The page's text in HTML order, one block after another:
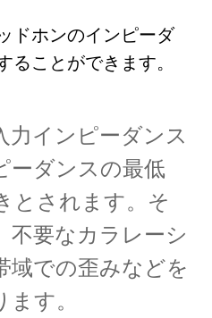
ドホンのインピーダ
ことができます。
力インピーダンス
ーダンスの最低
とされます。そ
不要なカラレーシ
域での歪みなどを
す。